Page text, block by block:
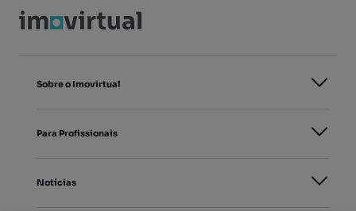
Sobre o Imovirtual
Para Profissionais
Notícias